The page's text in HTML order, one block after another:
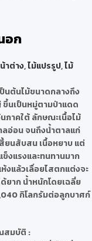
อก
าต่าง,ไม้แปรรูป,ไม้
ป็นต้นไม้ขนาดกลางถึง
นเป็นหมู่ตามป่าแดด
ภาคใต้ ลักษณะเนื้อไม้
ลอ่อน จนถึงน้ำตาลแก่
ยนสับสน เนื้อหยาบ แต่
งแรงและทนทานมาก
งแล้วเลื่อยไสตกแต่งจะ
ยาก น้ำหนักโดยเฉลี่ย
กิโลกรัมต่อลูกบาศก์
สมบัติ :